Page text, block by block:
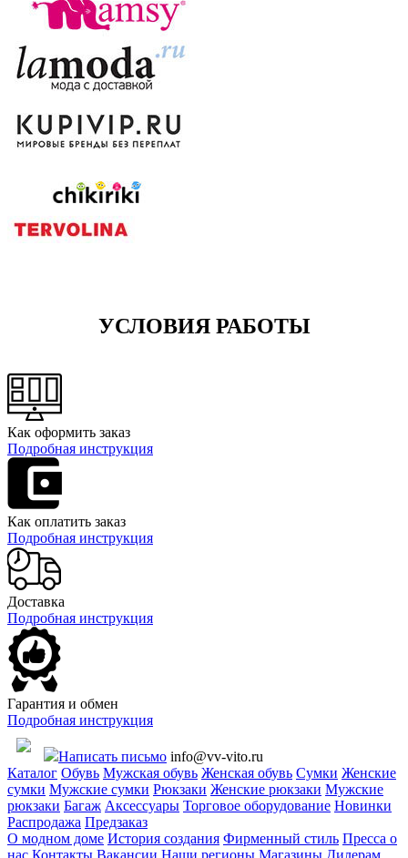
УСЛОВИЯ РАБОТЫ
Как оформить заказ
Подробная инструкция
Как оплатить заказ
Подробная инструкция
Доставка
Подробная инструкция
Гарантия и обмен
Подробная инструкция
Написать письмо info@vv-vito.ru
Каталог Обувь Мужская обувь Женская обувь Сумки Женские
сумки Мужские сумки Рюкзаки Женские рюкзаки Мужские
рюкзаки Багаж Аксессуары Торговое оборудование Новинки
Распродажа Предзаказ
О модном доме История создания Фирменный стиль Пресса о
нас Контакты Вакансии Наши регионы Магазины Дилерам